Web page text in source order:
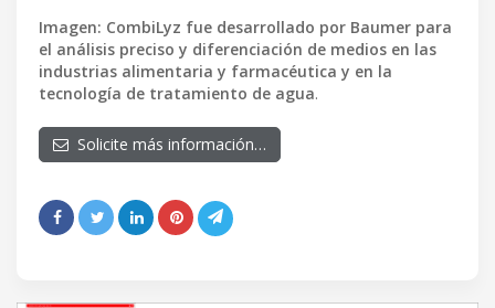
Imagen: CombiLyz fue desarrollado por Baumer para
el análisis preciso y diferenciación de medios en las
industrias alimentaria y farmacéutica y en la
tecnología de tratamiento de agua.
Solicite más información…